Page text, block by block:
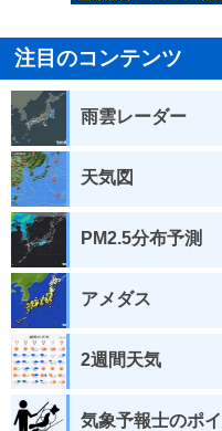
注目のコンテンツ
雨雲レーダー
天気図
PM2.5分布予測
アメダス
2週間天気
気象予報士のポ